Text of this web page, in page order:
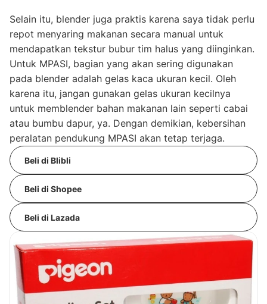
Selain itu, blender juga praktis karena saya tidak perlu
repot menyaring makanan secara manual untuk
mendapatkan tekstur bubur tim halus yang diinginkan.
Untuk MPASI, bagian yang akan sering digunakan
pada blender adalah gelas kaca ukuran kecil. Oleh
karena itu, jangan gunakan gelas ukuran kecilnya
untuk memblender bahan makanan lain seperti cabai
atau bumbu dapur, ya. Dengan demikian, kebersihan
peralatan pendukung MPASI akan tetap terjaga.
Beli di Blibli
Beli di Shopee
Beli di Lazada